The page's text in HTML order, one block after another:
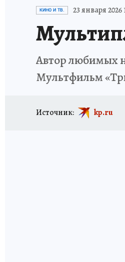
ИСПЫТАНО
КИНО И ТВ. 23 января 2026
Автор любимых
Мультфильм
Источник: kp.ru